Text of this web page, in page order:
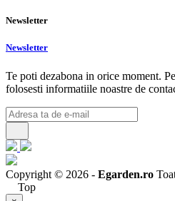
Newsletter
Newsletter
Te poti dezabona in orice moment.
folosesti informatiile noastre de
Copyright © 2026 - Egarden.ro
Top